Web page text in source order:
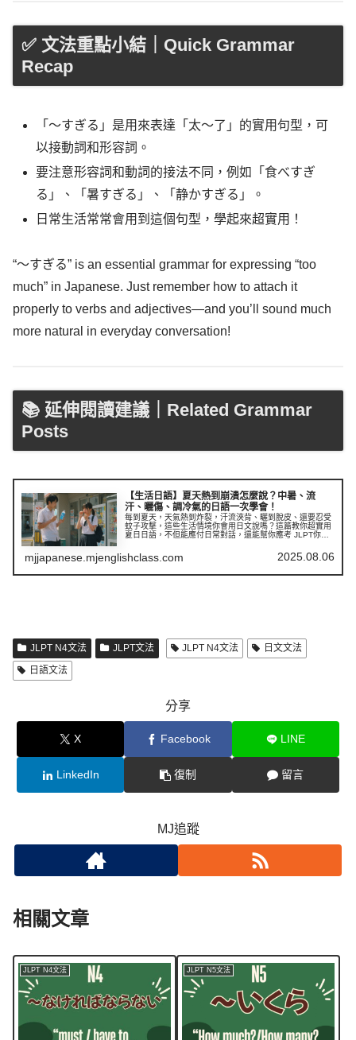
✅ 文法重點小結｜Quick Grammar
Recap
「～すぎる」是用來表達「太～了」的實用句型，可
以接動詞和形容詞。
要注意形容詞和動詞的接法不同，例如「食べすぎ
る」、「暑すぎる」、「静かすぎる」。
日常生活常常會用到這個句型，學起來超實用！
“～すぎる” is an essential grammar for expressing “too
much” in Japanese. Just remember how to attach it
properly to verbs and adjectives—and you’ll sound much
more natural in everyday conversation!
📚 延伸閱讀建議｜Related Grammar
Posts
【生活日語】夏天熱到崩潰怎麼說？中暑、流
汗、曬傷、調冷氣的日語一次學會！
每到夏天，天氣熱到炸裂，汗流浹背、曬到脫皮、還要忍受
蚊子攻擊，這些生活情境你會用日文說嗎？這篇教你超實用
夏日日語，不但能應付日常對話，還能幫你應考 JLPT你會
語感嘆語與應對句型JLPT ...
mjjapanese.mjenglishclass.com 2025.08.06
JLPT N4文法 JLPT文法 JLPT N4文法
日文文法
日語文法
分享
X Facebook LINE
LinkedIn 復制 留言
MJ追蹤
相關文章
JLPT N4文法 JLPT N5文法